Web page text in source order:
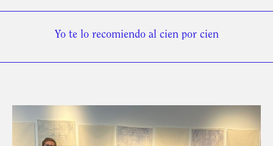
Yo te lo recomiendo al cien por cien